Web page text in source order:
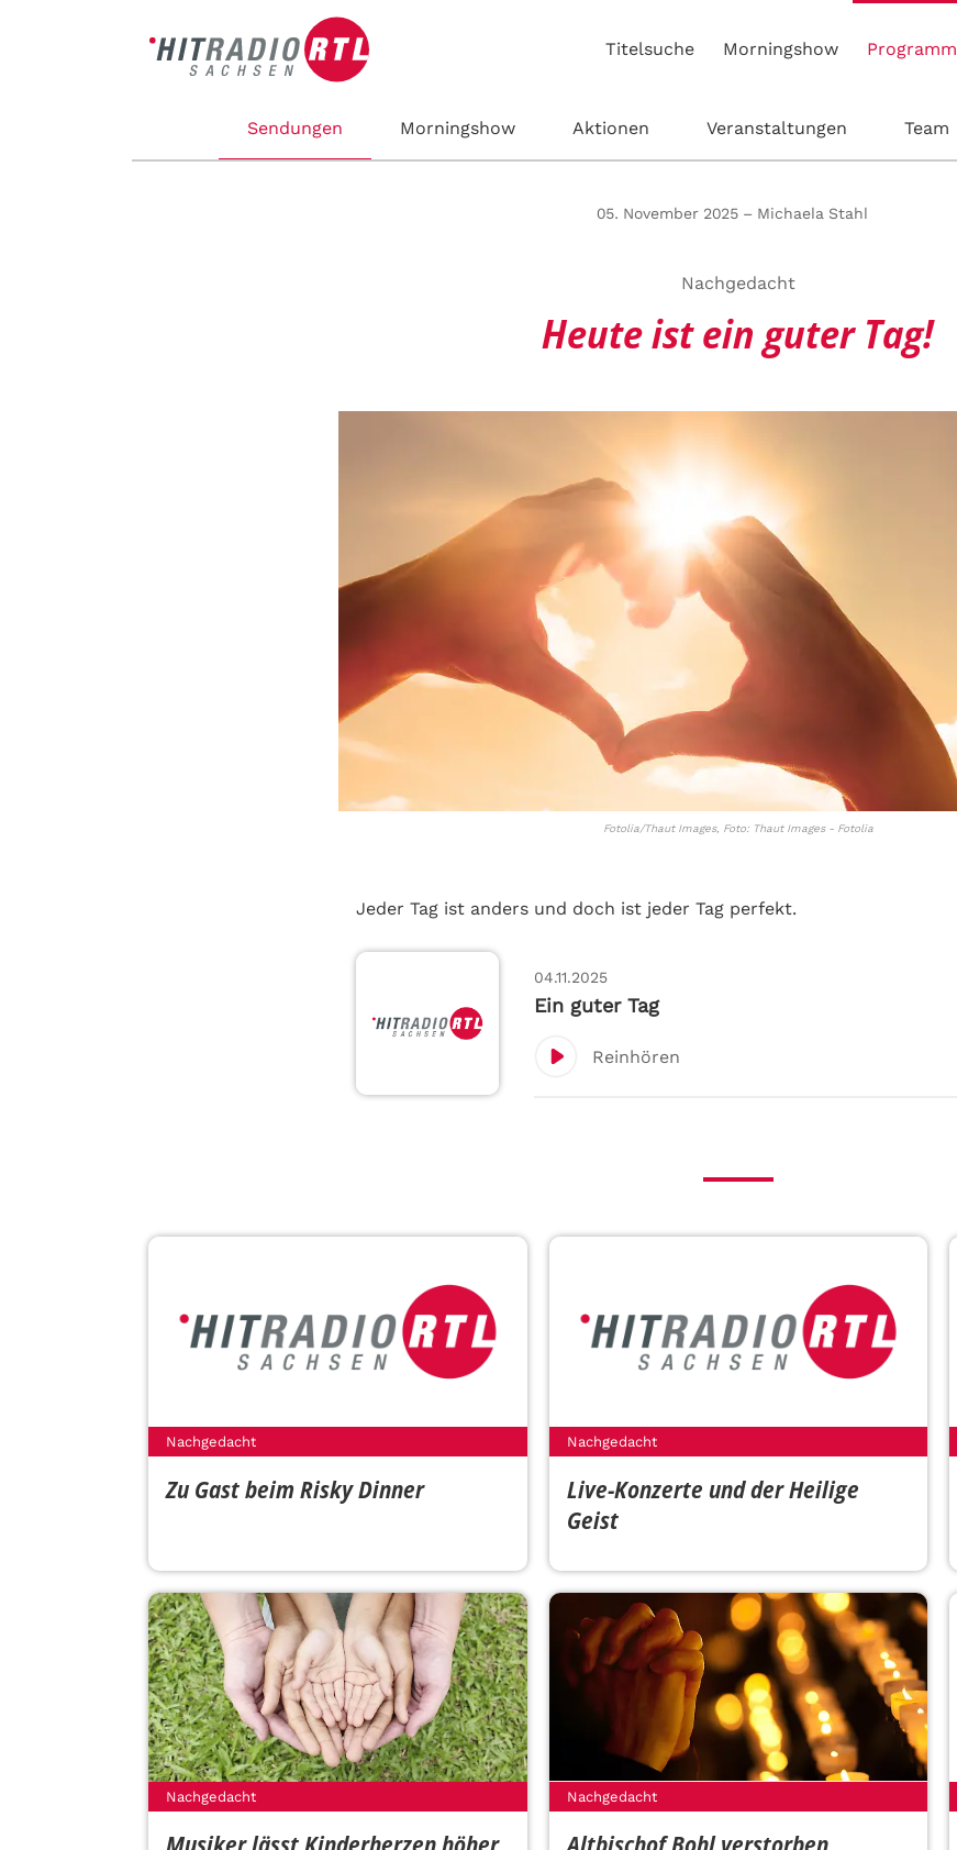
Titelsuche Morningshow Programm
Sendungen Morningshow Aktionen Veranstaltungen Team
05. November 2025 – Michaela Stahl
Nachgedacht
Heute ist ein guter Tag!
Fotolia/Thaut Images, Foto: Thaut Images - Fotolia
Jeder Tag ist anders und doch ist jeder Tag perfekt.
04.11.2025
Ein guter Tag
Reinhören
Nachgedacht
Zu Gast beim Risky Dinner
Nachgedacht
Live-Konzerte und der Heilige
Geist
Nachgedacht Nachgedacht